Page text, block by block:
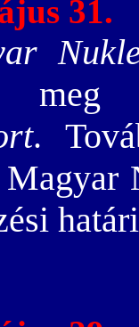
31.
meg
.